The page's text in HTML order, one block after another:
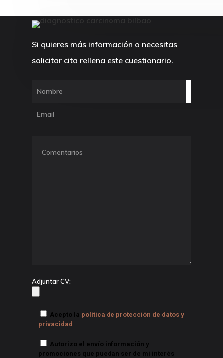
Si quieres más información o necesitas
solicitar cita rellena este cuestionario.
Adjuntar CV:
Acepto la política de protección de datos y
privacidad
Autorizo el envío información y
promociones que puedan ser de mi interés